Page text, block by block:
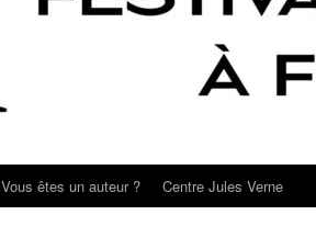
Vous êtes un auteur ? Centre Jules Verne